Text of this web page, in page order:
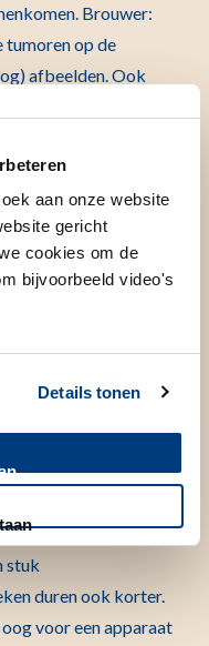
aan onze website
gericht
cookies om de
bijvoorbeeld video's
Details tonen
Brouwer:
tumoren op de
afbeelden. Ook
of kwaadaardig
en een
meestal een
voor nodig.
stuk
duren ook korter.
voor een apparaat